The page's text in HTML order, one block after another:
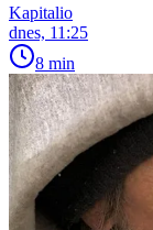
Kapitalio
dnes, 11:25
8 min